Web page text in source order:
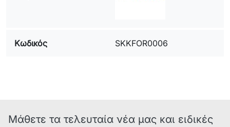
Κωδικός SKKFOR0006
Μάθετε τα τελευταία νέα μας και ειδικές